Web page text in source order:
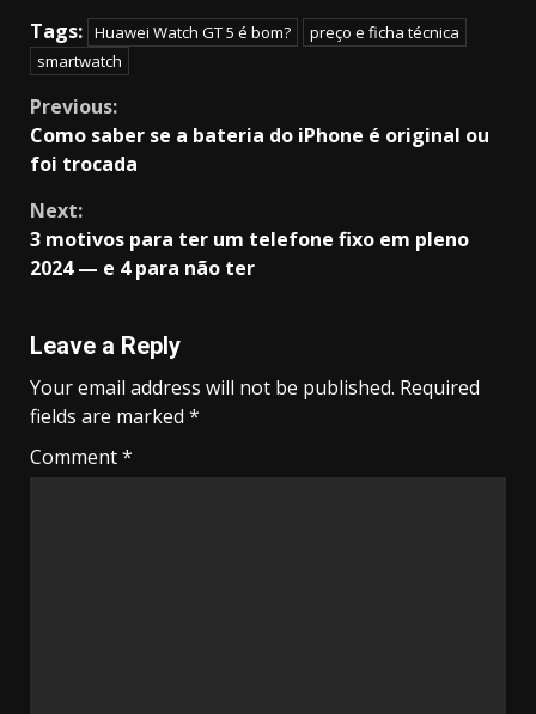
Tags: Huawei Watch GT 5 é bom?
preço e ficha técnica
smartwatch
Continue
Reading
Previous:
Como saber se a bateria do iPhone é original ou
foi trocada
Next:
3 motivos para ter um telefone fixo em pleno
2024 — e 4 para não ter
Leave a Reply
Your email address will not be published. Required
fields are marked *
Comment*